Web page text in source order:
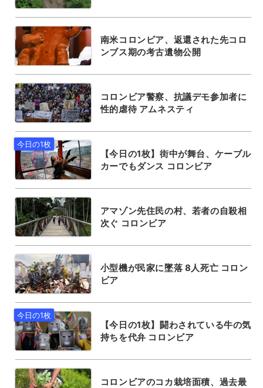
南米コロンビア、返還された先コロ
ンブス期の考古遺物公開
コロンビア警察、抗議デモ参加者に
性的虐待 アムネスティ
【今日の1枚】街中が舞台、ケーブル
カーでもダンス コロンビア
アマゾン先住民の村、若者の自殺相
次ぐ コロンビア
小型機が民家に墜落 8人死亡 コロン
ビア
【今日の1枚】闘わされている牛の気
持ちを代弁 コロンビア
コロンビアのコカ栽培面積、過去最